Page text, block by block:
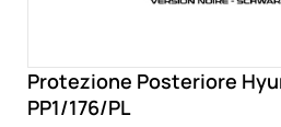
Protezione Posteriore
PP1/176/PL